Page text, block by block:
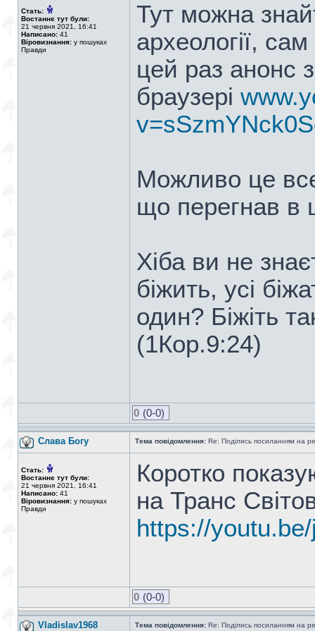
Стать:
Востаннє тут були:
21 червня 2021, 16:41
Написано: 41
Віровизнання: у пошуках
Правди
Тут можна
археології,
цей раз анонс
браузері
Можливо це
що перегнав в
Хіба ви не
біжить, усі
один? Біжіть
(1Кор.9:24)
0 (0-0)
Слава Богу Тема повідомлення: Re: Поділись посиланням на
Стать:
Востаннє тут були:
21 червня 2021, 16:41
Написано: 41
Віровизнання: у пошуках
Правди
Коротко
на Транс
https://
0 (0-0)
Vladislav1968 Тема повідомлення: Re: Поділись посиланням на